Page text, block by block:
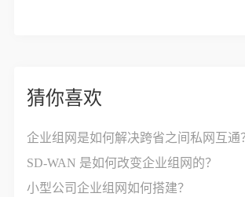
猜你喜欢
企业组网是如何解决跨省之间私网互通
SD-WAN 是如何改变企业组网的？
小型公司企业组网如何搭建？